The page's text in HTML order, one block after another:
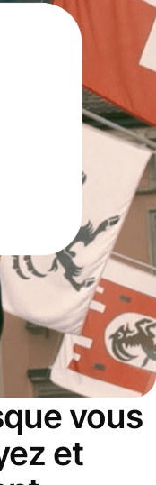
vous
et